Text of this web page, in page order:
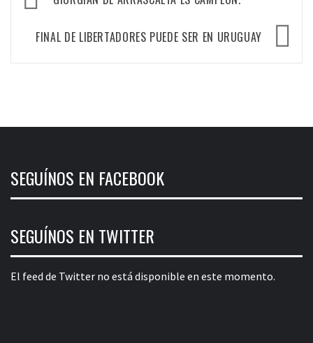
de
entradas
FINAL DE LIBERTADORES PUEDE SER EN URUGUAY
SEGUÍNOS EN FACEBOOK
SEGUÍNOS EN TWITTER
El feed de Twitter no está disponible en este momento.